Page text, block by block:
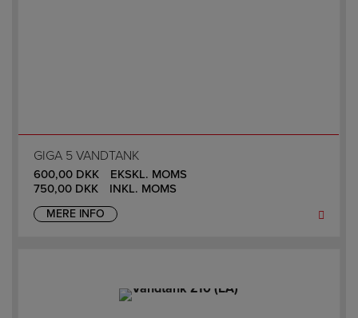
GIGA 5 VANDTANK
600,00 DKK
EKSKL. MOMS
750,00 DKK INKL. MOMS
MERE INFO